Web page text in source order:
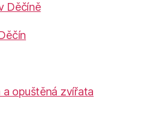
Děčíně
opuštěná zvířata